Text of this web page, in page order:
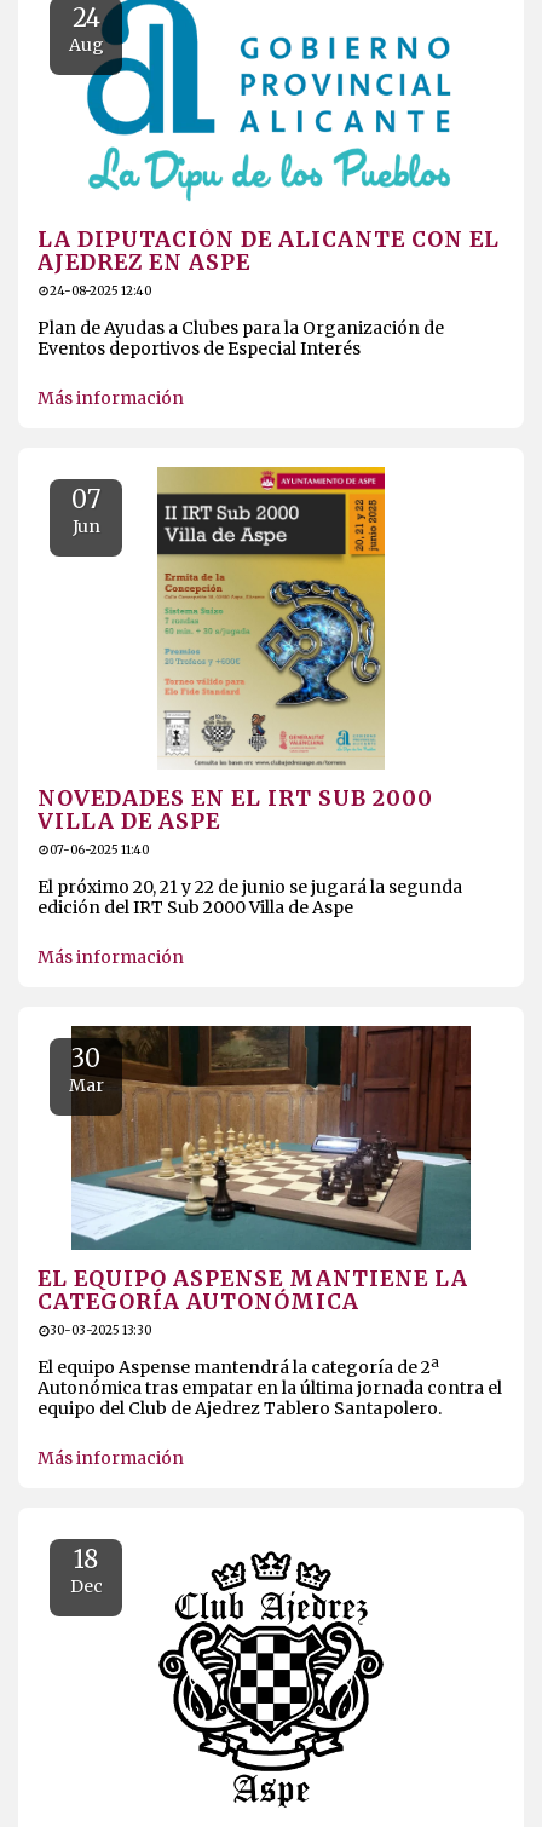
24
Aug
LA DIPUTACIÓN DE ALICANTE CON EL
AJEDREZ EN ASPE
24-08-2025 12:40
Plan de Ayudas a Clubes para la Organización de
Eventos deportivos de Especial Interés
Más información
07
Jun
NOVEDADES EN EL IRT SUB 2000
VILLA DE ASPE
07-06-2025 11:40
El próximo 20, 21 y 22 de junio se jugará la segunda
edición del IRT Sub 2000 Villa de Aspe
Más información
30
Mar
EL EQUIPO ASPENSE MANTIENE LA
CATEGORÍA AUTONÓMICA
30-03-2025 13:30
El equipo Aspense mantendrá la categoría de 2ª
Autonómica tras empatar en la última jornada contra el
equipo del Club de Ajedrez Tablero Santapolero.
Más información
18
Dec